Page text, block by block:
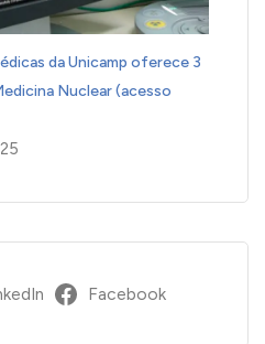
da Unicamp oferece 3
Nuclear (acesso
Facebook